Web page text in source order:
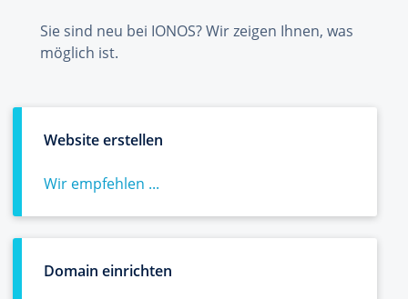
Sie sind neu bei IONOS? Wir zeigen Ihnen, was
möglich ist.
Website erstellen
Wir empfehlen ...
Domain einrichten